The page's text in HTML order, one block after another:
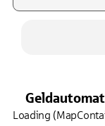
Loading